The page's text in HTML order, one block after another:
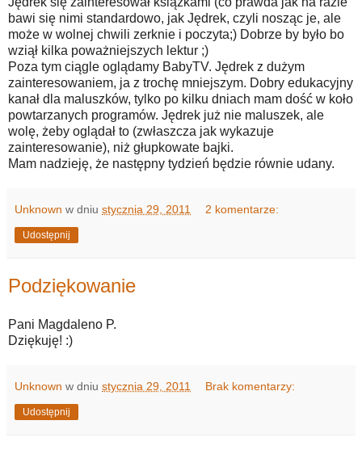
bawi się nimi standardowo, jak Jędrek, czyli nosząc je, ale
może w wolnej chwili zerknie i poczyta;) Dobrze by było bo
wziął kilka poważniejszych lektur ;)
Poza tym ciągle oglądamy BabyTV. Jędrek z dużym
zainteresowaniem, ja z trochę mniejszym. Dobry edukacyjny
kanał dla maluszków, tylko po kilku dniach mam dość w koło
powtarzanych programów. Jędrek już nie maluszek, ale
wolę, żeby oglądał to (zwłaszcza jak wykazuje
zainteresowanie), niż głupkowate bajki.
Mam nadzieję, że następny tydzień będzie równie udany.
Unknown w dniu stycznia 29, 2011 2 komentarze:
Udostępnij
Podziękowanie
Pani Magdaleno P.
Dziękuję! :)
Unknown w dniu stycznia 29, 2011 Brak komentarzy:
Udostępnij